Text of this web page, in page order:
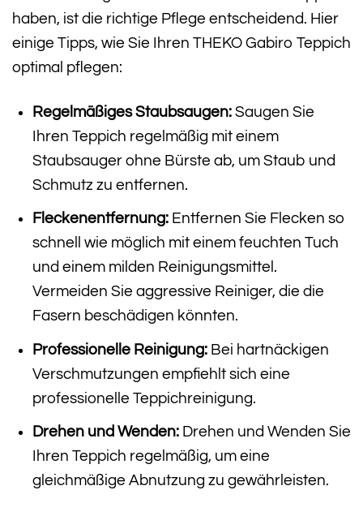
haben, ist die richtige Pflege entscheidend. Hier
einige Tipps, wie Sie Ihren THEKO Gabiro Teppich
optimal pflegen:
Regelmäßiges Staubsaugen:Saugen Sie
Ihren Teppich regelmäßig mit einem
Staubsauger ohne Bürste ab, um Staub und
Schmutz zu entfernen.
Fleckenentfernung:Entfernen Sie Flecken so
schnell wie möglich mit einem feuchten Tuch
und einem milden Reinigungsmittel.
Vermeiden Sie aggressive Reiniger, die die
Fasern beschädigen könnten.
Professionelle Reinigung:Bei hartnäckigen
Verschmutzungen empfiehlt sich eine
professionelle Teppichreinigung.
Drehen und Wenden:Drehen und Wenden Sie
Ihren Teppich regelmäßig, um eine
gleichmäßige Abnutzung zu gewährleisten.